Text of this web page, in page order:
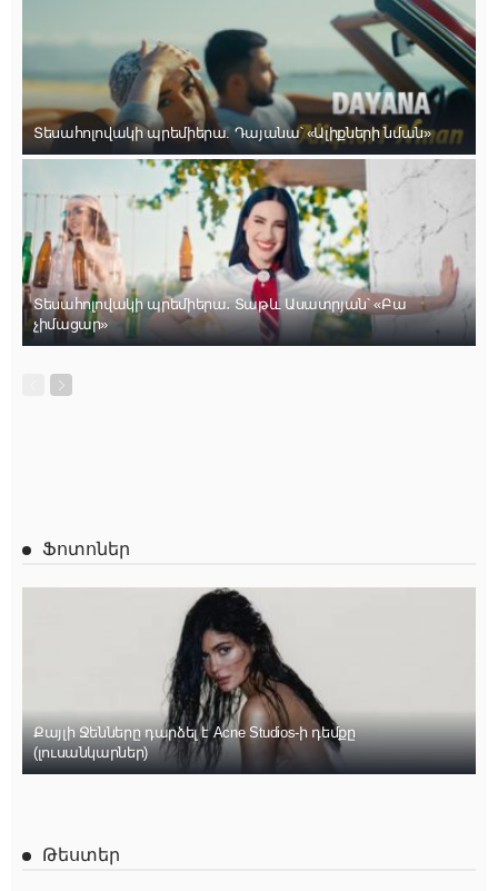
Տեսահոլովակի պրեմիերա. Դայանա՝ «Ալիքների նման»
Տեսահոլովակի պրեմիերա․ Տաթև Ասատրյան՝ «Բա
չիմացար»
Ֆոտոներ
Քայլի Ջենները դարձել է Acne Studios-ի դեմքը
(լուսանկարներ)
Թեստեր